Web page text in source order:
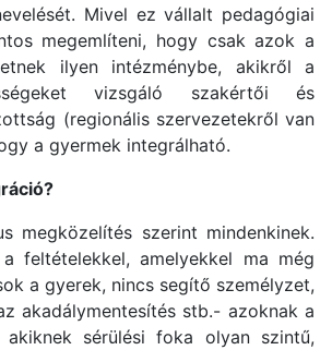
Mivel ez vállalt pedagógiai
megemlíteni, hogy csak azok a
ilyen intézménybe, akikről a
vizsgáló szakértői és
(regionális szervezetekről van
a gyermek integrálható.
megközelítés szerint mindenkinek.
feltételekkel, amelyekkel ma még
a gyerek, nincs segítő személyzet,
akadálymentesítés stb.- azoknak a
akiknek sérülési foka olyan szintű,